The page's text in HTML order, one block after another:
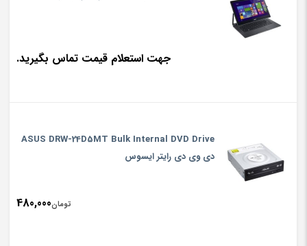
جهت استعلام قیمت تماس بگیرید.
ASUS DRW-24D5MT Bulk Internal DVD Drive
دی وی دی رایتر ایسوس
تومان480,000